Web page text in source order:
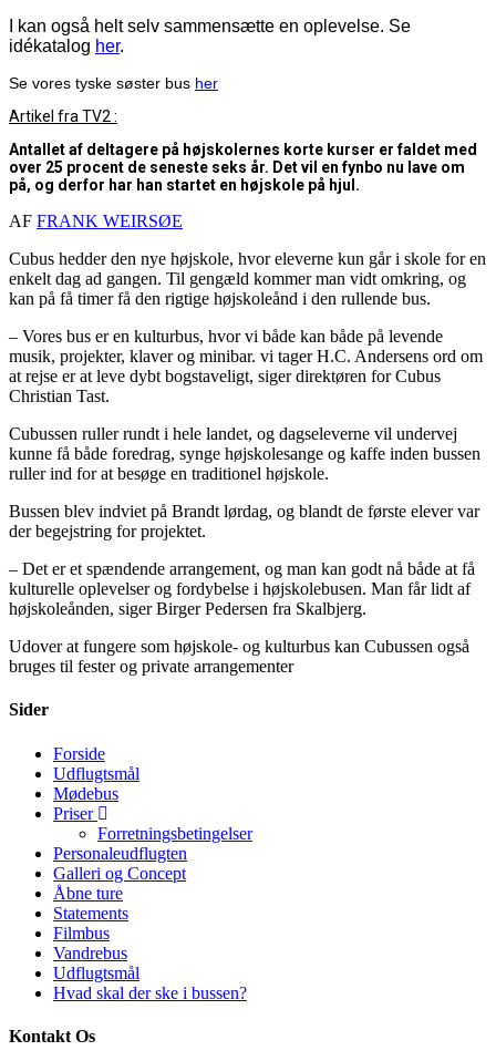
I kan også helt selv sammensætte en oplevelse. Se
idékatalog her.
Se vores tyske søster bus her
Artikel fra TV2 :
Antallet af deltagere på højskolernes korte kurser er faldet med
over 25 procent de seneste seks år. Det vil en fynbo nu lave om
på, og derfor har han startet en højskole på hjul.
AF FRANK WEIRSØE
Cubus hedder den nye højskole, hvor eleverne kun går i skole for en
enkelt dag ad gangen. Til gengæld kommer man vidt omkring, og
kan på få timer få den rigtige højskoleånd i den rullende bus.
– Vores bus er en kulturbus, hvor vi både kan både på levende
musik, projekter, klaver og minibar. vi tager H.C. Andersens ord om
at rejse er at leve dybt bogstaveligt, siger direktøren for Cubus
Christian Tast.
Cubussen ruller rundt i hele landet, og dagseleverne vil undervej
kunne få både foredrag, synge højskolesange og kaffe inden bussen
ruller ind for at besøge en traditionel højskole.
Bussen blev indviet på Brandt lørdag, og blandt de første elever var
der begejstring for projektet.
– Det er et spændende arrangement, og man kan godt nå både at få
kulturelle oplevelser og fordybelse i højskolebusen. Man får lidt af
højskoleånden, siger Birger Pedersen fra Skalbjerg.
Udover at fungere som højskole- og kulturbus kan Cubussen også
bruges til fester og private arrangementer
Sider
Forside
Udflugtsmål
Mødebus
Priser
Forretningsbetingelser
Personaleudflugten
Galleri og Concept
Åbne ture
Statements
Filmbus
Vandrebus
Udflugtsmål
Hvad skal der ske i bussen?
Kontakt Os